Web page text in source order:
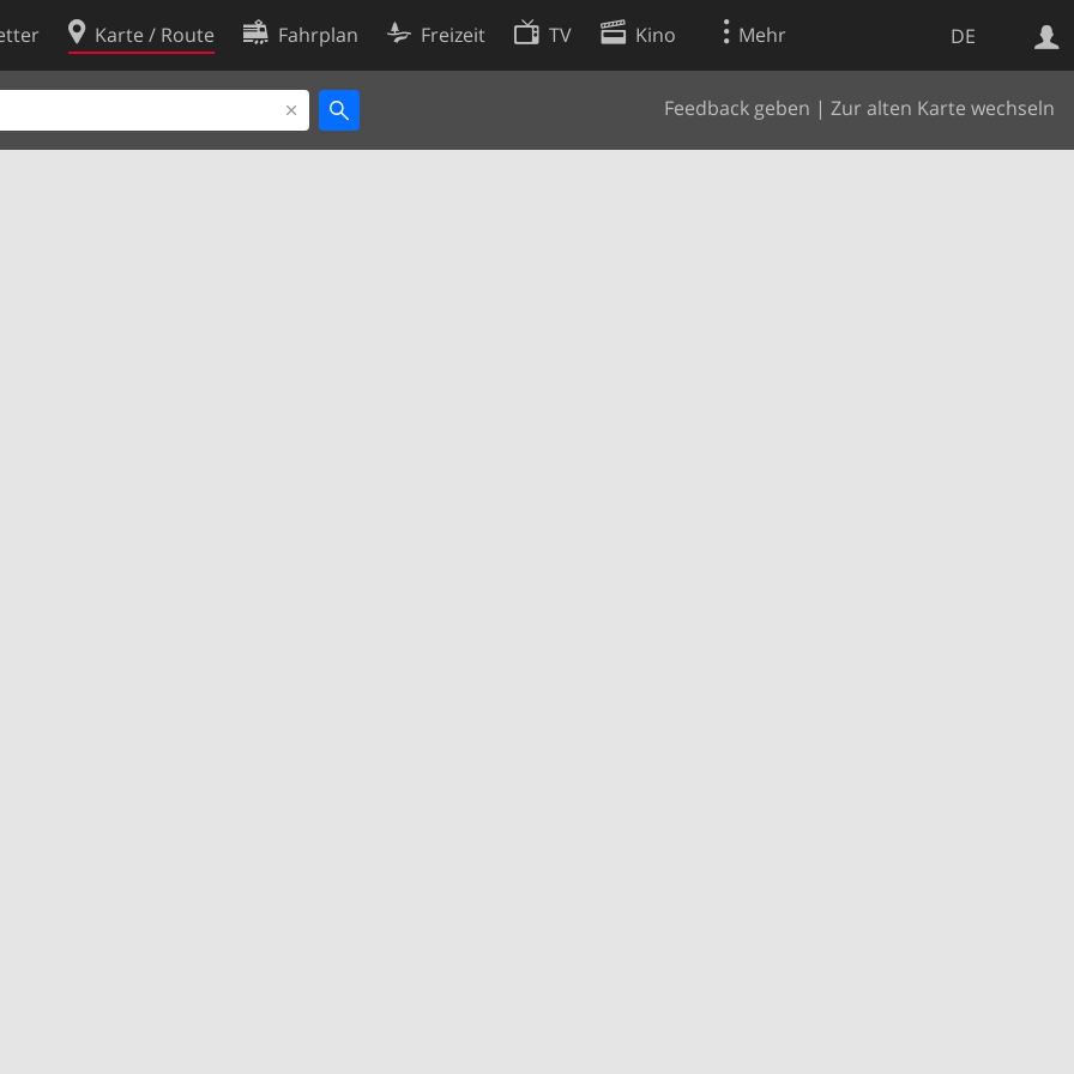
DE
Karte / Route Fahrplan Freizeit TV Kino Mehr
Feedback geben | Zur alten Karte wechseln
Websuche
Cookie-Richtlinie
Cookie-Einstellungen